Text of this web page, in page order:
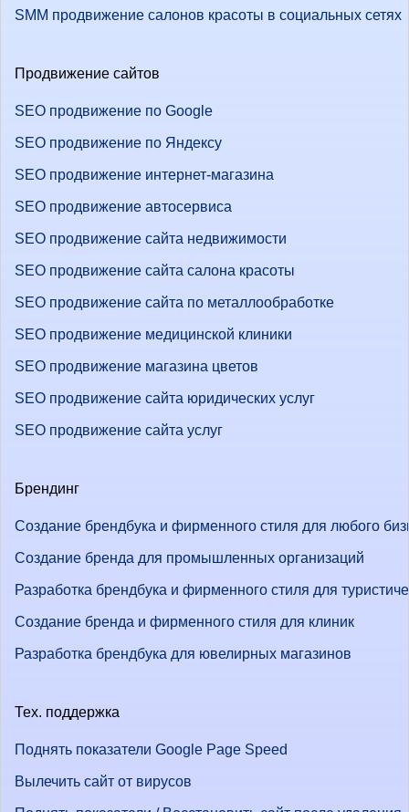
SMM продвижение салонов красоты в социальных сетях
Продвижение сайтов
SEO продвижение по Google
SEO продвижение по Яндексу
SEO продвижение интернет-магазина
SEO продвижение автосервиса
SEO продвижение сайта недвижимости
SEO продвижение сайта салона красоты
SEO продвижение сайта по металлообработке
SEO продвижение медицинской клиники
SEO продвижение магазина цветов
SEO продвижение сайта юридических услуг
SEO продвижение сайта услуг
Брендинг
Создание брендбука и фирменного стиля для любого
Создание бренда для промышленных организаций
Разработка брендбука и фирменного стиля для
Создание бренда и фирменного стиля для клиник
Разработка брендбука для ювелирных магазинов
Тех. поддержка
Поднять показатели Google Page Speed
Вылечить сайт от вирусов